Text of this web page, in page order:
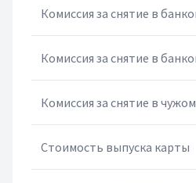
Комиссия за снятие в
Комиссия за снятие в
Комиссия за снятие в
Стоимость выпуска карты